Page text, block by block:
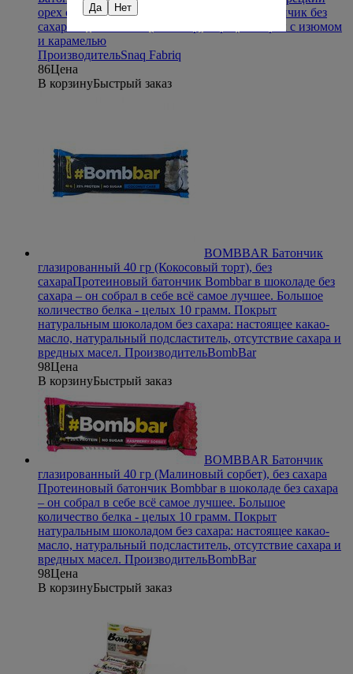
орех с изюмом, карамелью
Шоколадный батончик без
сахара "QWIKLER" (Квиклер) - Грецкий орех с изюмом
и карамелью
ПроизводительSnaq Fabriq
86Цена
В корзинуБыстрый заказ
BOMBBAR Батончик
глазированный 40 гр (Кокосовый торт), без
сахараПротеиновый батончик Bombbar в шоколаде без
сахара – он собрал в себе всё самое лучшее. Большое
количество белка - целых 10 грамм. Покрыт
натуральным шоколадом без сахара: настоящее какао-
масло, натуральный подсластитель, отсутствие сахара и
вредных масел. ПроизводительBombBar
98Цена
В корзинуБыстрый заказ
BOMBBAR Батончик
глазированный 40 гр (Малиновый сорбет), без сахара
Протеиновый батончик Bombbar в шоколаде без сахара
– он собрал в себе всё самое лучшее. Большое
количество белка - целых 10 грамм. Покрыт
натуральным шоколадом без сахара: настоящее какао-
масло, натуральный подсластитель, отсутствие сахара и
вредных масел. ПроизводительBombBar
98Цена
В корзинуБыстрый заказ
Да Нет